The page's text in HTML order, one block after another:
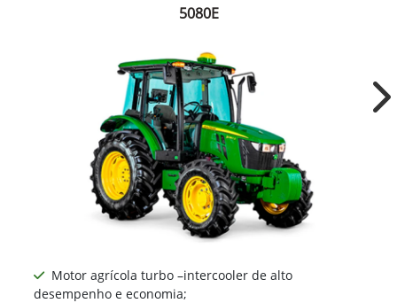
5080E
Motor agrícola turbo –intercooler de alto
desempenho e economia;